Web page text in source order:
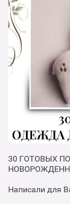
30 ГОТОВЫХ
Написали для